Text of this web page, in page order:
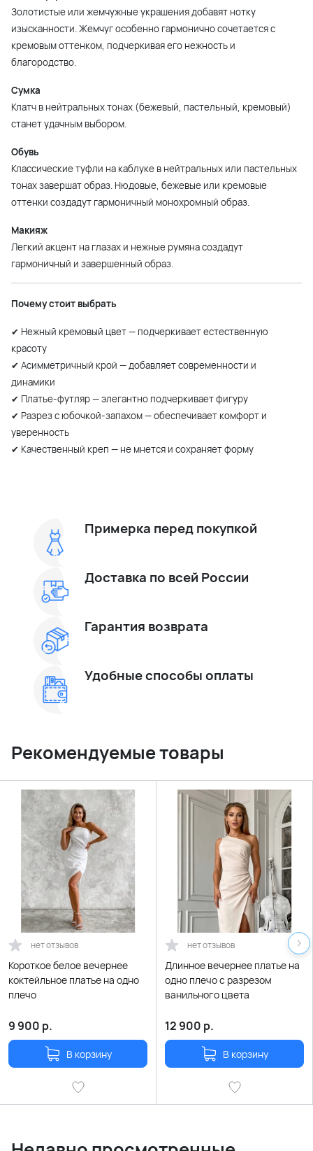
Золотистые или жемчужные украшения добавят нотку
изысканности. Жемчуг особенно гармонично сочетается с
кремовым оттенком, подчеркивая его нежность и
благородство.
Сумка
Клатч в нейтральных тонах (бежевый, пастельный, кремовый)
станет удачным выбором.
Обувь
Классические туфли на каблуке в нейтральных или пастельных
тонах завершат образ. Нюдовые, бежевые или кремовые
оттенки создадут гармоничный монохромный образ.
Макияж
Легкий акцент на глазах и нежные румяна создадут
гармоничный и завершенный образ.
Почему стоит выбрать
✔ Нежный кремовый цвет — подчеркивает естественную
красоту
✔ Асимметричный крой — добавляет современности и
динамики
✔ Платье-футляр — элегантно подчеркивает фигуру
✔ Разрез с юбочкой-запахом — обеспечивает комфорт и
уверенность
✔ Качественный креп — не мнется и сохраняет форму
Примерка перед покупкой
Доставка по всей России
Гарантия возврата
Удобные способы оплаты
Рекомендуемые товары
нет отзывов
Короткое белое вечернее
коктейльное платье на одно
плечо
9 900 р.
В корзину
нет отзывов
Длинное вечернее платье на
одно плечо с разрезом
ванильного цвета
12 900 р.
В корзину